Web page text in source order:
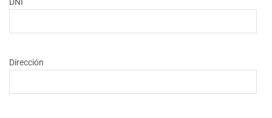
DNI
Dirección